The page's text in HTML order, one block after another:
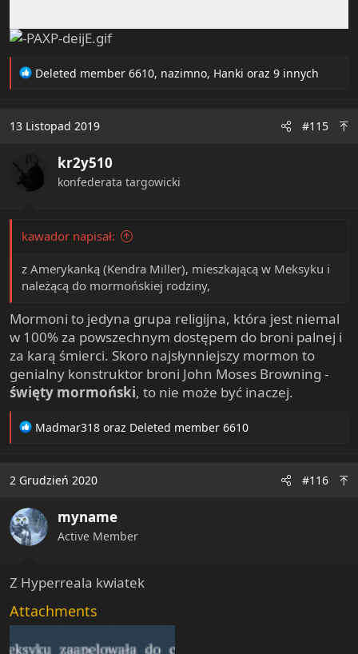
R
t
o
s
Deleted member 6610, nazimno, Hanki oraz 9 innych
13 Listopad 2019 #115
kr2y510
konfederata targowicki
kawador napisał:
z Amerykanką (Kendra Miller), mieszkającą w Meksyku i
należącą do mormońskiej rodziny,
Mormoni to jedyna grupa religijna, która jest niemal
w 100% za powszechnym dostępem do broni palnej i
za karą śmierci. Skoro najsłynniejszy mormon to
genialny konstruktor broni John Moses Browning -
święty mormoński, to nie może być inaczej.
R
t
o
n
s
Madmar318 oraz Deleted member 6610
2 Grudzień 2020 #116
myname
Active Member
Z Hyperreala kwiatek
Attachments